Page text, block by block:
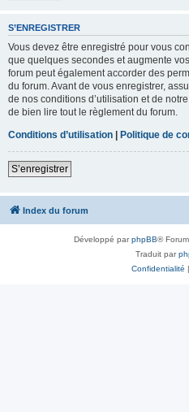
S’ENREGISTRER
Vous devez être enregistré pour vous
que quelques secondes et augmente
forum peut également accorder des
du forum. Avant de vous enregistrer,
de nos conditions d’utilisation et de
de bien lire tout le règlement du forum.
Conditions d’utilisation | Politique de
S’enregistrer
Index du forum
Développé parphpBB®
Traduit par
Confidentialité |